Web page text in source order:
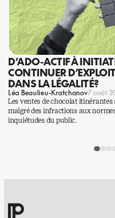
D’ADO-ACTIF À
CONTINUER
DANS LA LÉGALITÉ?
Léa Beaulieu-Kratchanov7 août
Les ventes de chocolat
malgré des infractions aux
inquiétudes du public.